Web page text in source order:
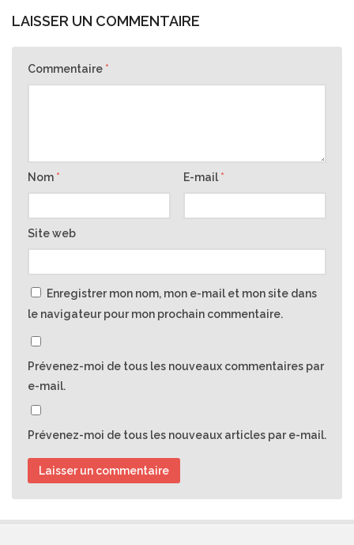
LAISSER UN COMMENTAIRE
Commentaire *
Nom * E-mail *
Site web
Enregistrer mon nom, mon e-mail et mon site dans
le navigateur pour mon prochain commentaire.
Prévenez-moi de tous les nouveaux commentaires par
e-mail.
Prévenez-moi de tous les nouveaux articles par e-mail.